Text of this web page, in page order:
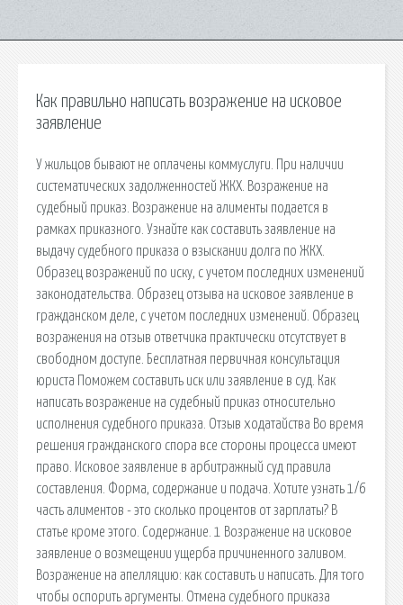
Как правильно написать возражение на исковое
заявление
У жильцов бывают не оплачены коммуслуги. При наличии
систематических задолженностей ЖКХ. Возражение на
судебный приказ. Возражение на алименты подается в
рамках приказного. Узнайте как составить заявление на
выдачу судебного приказа о взыскании долга по ЖКХ.
Образец возражений по иску, с учетом последних изменений
законодательства. Образец отзыва на исковое заявление в
гражданском деле, с учетом последних изменений. Образец
возражения на отзыв ответчика практически отсутствует в
свободном доступе. Бесплатная первичная консультация
юриста Поможем составить иск или заявление в суд. Как
написать возражение на судебный приказ относительно
исполнения судебного приказа. Отзыв ходатайства Во время
решения гражданского спора все стороны процесса имеют
право. Исковое заявление в арбитражный суд правила
составления. Форма, содержание и подача. Хотите узнать 1/6
часть алиментов - это сколько процентов от зарплаты? В
статье кроме этого. Содержание. 1 Возражение на исковое
заявление о возмещении ущерба причиненного заливом.
Возражение на апелляцию: как составить и написать. Для того
чтобы оспорить аргументы. Отмена судебного приказа